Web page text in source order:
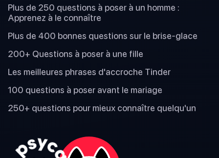
Plus de 250 questions à poser à un homme :
Apprenez à le connaître
Plus de 400 bonnes questions sur le brise-glace
200+ Questions à poser à une fille
Les meilleures phrases d'accroche Tinder
100 questions à poser avant le mariage
250+ questions pour mieux connaître quelqu'un